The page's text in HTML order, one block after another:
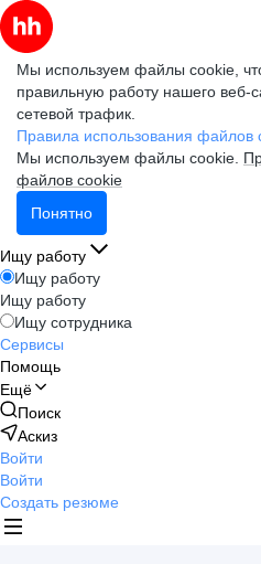
Мы используем файлы cookie,
правильную работу нашего веб-
сетевой трафик.
Правила использования файлов
Мы используем файлы cookie.
файлов cookie
Понятно
Ищу работу
Ищу работу
Ищу работу
Ищу сотрудника
Сервисы
Помощь
Ещё
Поиск
Аскиз
Войти
Войти
Создать резюме